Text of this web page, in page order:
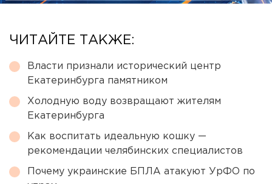
ЧИТАЙТЕ ТАКЖЕ:
Власти признали исторический центр
Екатеринбурга памятником
Холодную воду возвращают жителям
Екатеринбурга
Как воспитать идеальную кошку —
рекомендации челябинских специалистов
Почему украинские БПЛА атакуют УрФО по